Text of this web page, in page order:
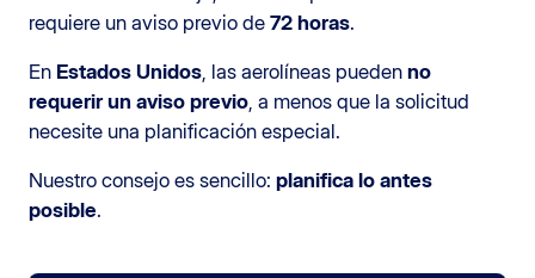
requiere un aviso previo de 72 horas.
En Estados Unidos , las aerolíneas pueden no
requerir un aviso previo , a menos que la solicitud
necesite una planificación especial.
Nuestro consejo es sencillo: planifica lo antes
posible.